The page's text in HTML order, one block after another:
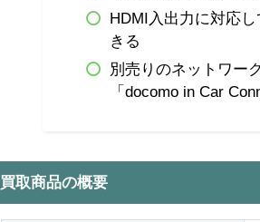
HDMI入出力に対応
きる
別売りのネットワー
「docomo in Car
買取商品の概要